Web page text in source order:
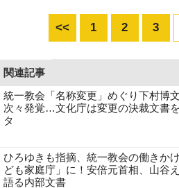
<< 1 2 3
関連記事
統一教会「名称変更」めぐり下村博
次々発覚…文化庁は変更の決裁文書
タ
ひろゆきも指摘、統一教会の働きか
ども家庭庁」に！安倍元首相、山谷
語る内部文書